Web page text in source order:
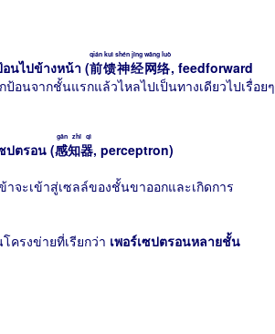
นไปข้างหน้า (前馈神经网络
qián kuì shén jīng wǎng luò
, feedforward
นจากชั้นแรกแล้วไหลไปเป็นทางเดียวไปเรื่อยๆ
ปตรอน (感知器
gǎn zhī qì
, perceptron)
จะเข้าสู่เซลล์ของชั้นขาออกและเกิดการ
ครงข่ายที่เรียกว่า เพอร์เซปตรอนหลายชั้น